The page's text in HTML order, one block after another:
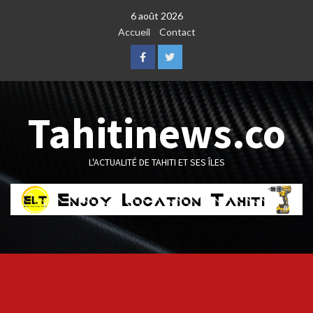
6 août 2026
Accueil
Contact
FacebookTwitter
Tahitinews.co
L'ACTUALITÉ DE TAHITI ET SES ÎLES